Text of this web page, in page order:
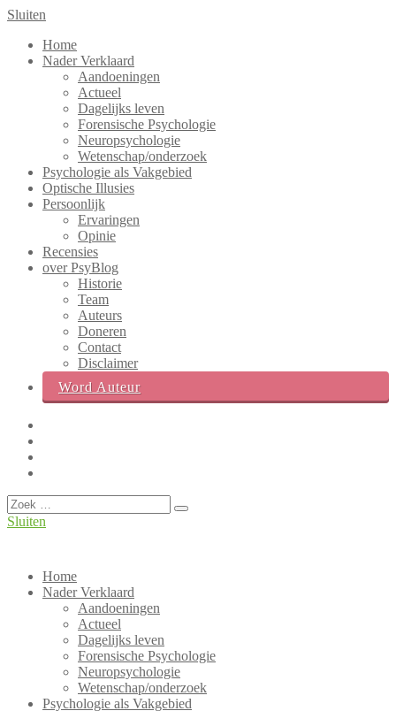
Sluiten
Home
Nader Verklaard
Aandoeningen
Actueel
Dagelijks leven
Forensische Psychologie
Neuropsychologie
Wetenschap/onderzoek
Psychologie als Vakgebied
Optische Illusies
Persoonlijk
Ervaringen
Opinie
Recensies
over PsyBlog
Historie
Team
Auteurs
Doneren
Contact
Disclaimer
Word Auteur
Overslaan
Zoeken
Sluiten
PsyBlog
Hét Nederlandse weblog over Psychologie!
Home
Nader Verklaard
Aandoeningen
Actueel
Dagelijks leven
Forensische Psychologie
Neuropsychologie
Wetenschap/onderzoek
Psychologie als Vakgebied